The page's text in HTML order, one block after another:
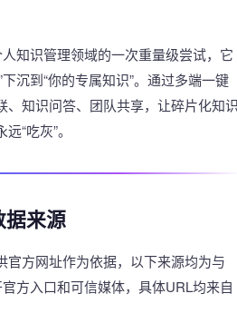
知识管理领域的一次重量级尝试，它
沉到“你的专属知识”。通过多端一键
、知识问答、团队共享，让碎片化知
“吃灰”。
据来源
官方网址作为依据，以下来源均为与
方入口和可信媒体，具体URL均来自